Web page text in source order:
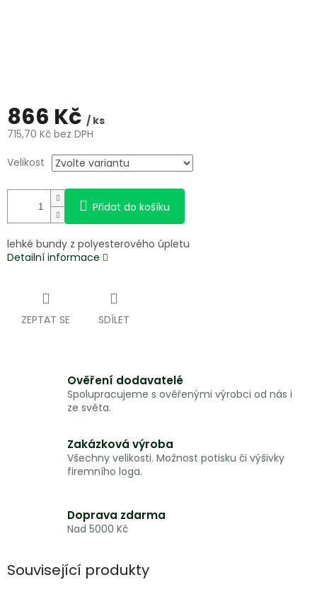
866 Kč / ks
715,70 Kč bez DPH
cena:
Velikost
Přidat do košíku
lehké bundy z polyesterového úpletu
Detailní informace
ZEPTAT SE SDÍLET
Ověření dodavatelé
Spolupracujeme s ověřenými výrobci od nás i
ze světa.
Zakázková výroba
Všechny velikosti. Možnost potisku či výšivky
firemního loga.
Doprava zdarma
Nad 5000 Kč
Související produkty